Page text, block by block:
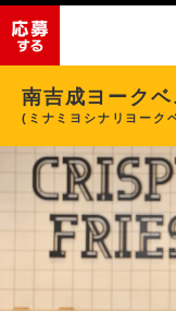
南吉成ヨーク
(ミナミヨシナリヨーク